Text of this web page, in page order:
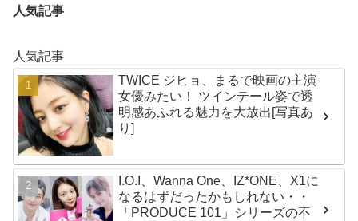
人気記事
人気記事
TWICE ジヒョ、まるで映画の主演
女優みたい！ ツインテール姿で透
明感あふれる魅力を大放出[写真あ
り]
I.O.I、Wanna One、IZ*ONE、X1に
なるはずだったかもしれない・・
「PRODUCE 101」シリーズの不